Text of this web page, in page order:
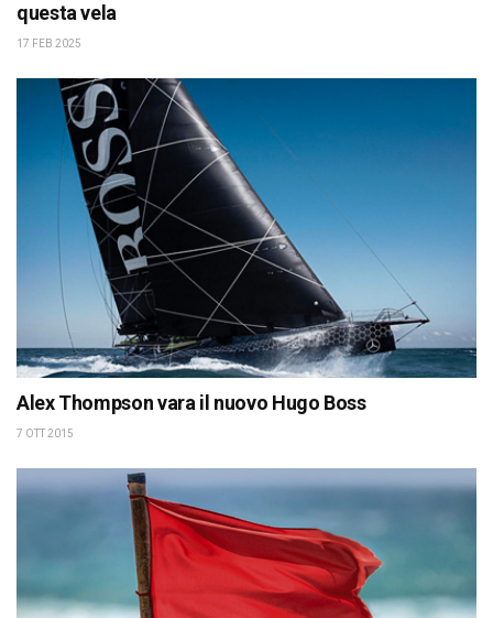
questa vela
17 FEB 2025
Alex Thompson vara il nuovo Hugo Boss
7 OTT 2015